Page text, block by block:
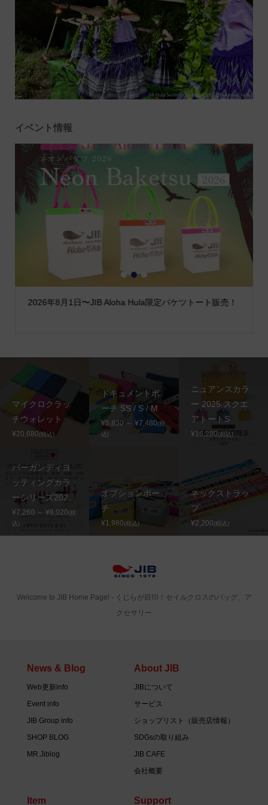
イベント情報
2026年8月1日〜JIB Aloha Hula限定バケツトート販売！
1 2 3
マイクロクラッ
チウォレット
¥20,680(税込)
ドキュメントポ
ーチ SS / S / M
¥5,830 ～ ¥7,480(税
込)
ニュアンスカラ
ー 2025 スクエ
アトートS
¥16,280(税込)
バーガンディヨ
ッティングカラ
ーシリーズ202...
¥7,260 ～ ¥9,020(税
込)
オプションポー
チ
¥1,980(税込)
ネックストラッ
プ
¥2,200(税込)
Welcome to JIB Home Page! ‐ くじらが目印！セイルクロスのバッグ、ア
クセサリー
News & Blog
Web更新info
Event info
JIB Group info
SHOP BLOG
MR.Jiblog
About JIB
JIBについて
サービス
ショップリスト（販売店情報）
SDGsの取り組み
JIB CAFE
会社概要
Item Support